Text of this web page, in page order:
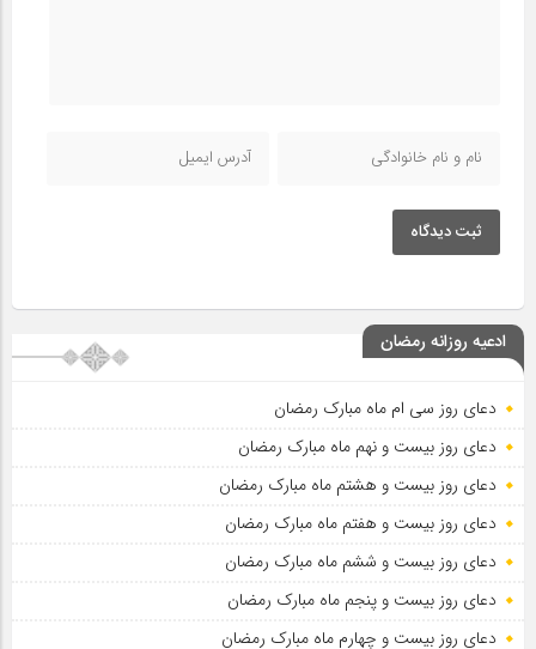
ثبت دیدگاه
ادعیه روزانه رمضان
دعای روز سی ام ماه مبارک رمضان
دعای روز بیست و نهم ماه مبارک رمضان
دعای روز بیست و هشتم ماه مبارک رمضان
دعای روز بیست و هفتم ماه مبارک رمضان
دعای روز بیست و ششم ماه مبارک رمضان
دعای روز بیست و پنجم ماه مبارک رمضان
دعای روز بیست و چهارم ماه مبارک رمضان